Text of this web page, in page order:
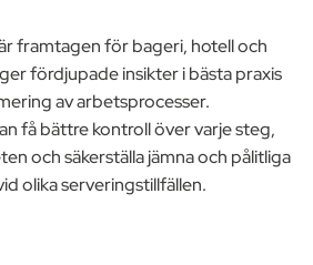
framtagen för bageri, hotell och
fördjupade insikter i bästa praxis
av arbetsprocesser.
få bättre kontroll över varje steg,
och säkerställa jämna och pålitliga
olika serveringstillfällen.